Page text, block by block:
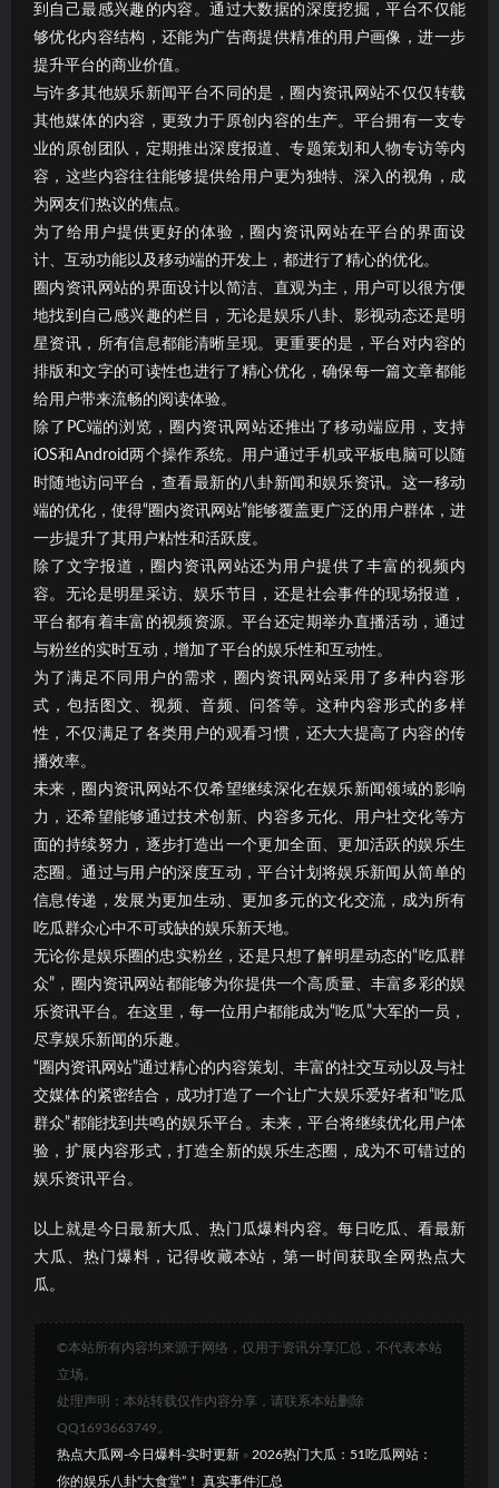
到自己最感兴趣的内容。通过大数据的深度挖掘，平台不仅能
够优化内容结构，还能为广告商提供精准的用户画像，进一步
提升平台的商业价值。
与许多其他娱乐新闻平台不同的是，圈内资讯网站不仅仅转载
其他媒体的内容，更致力于原创内容的生产。平台拥有一支专
业的原创团队，定期推出深度报道、专题策划和人物专访等内
容，这些内容往往能够提供给用户更为独特、深入的视角，成
为网友们热议的焦点。
为了给用户提供更好的体验，圈内资讯网站在平台的界面设
计、互动功能以及移动端的开发上，都进行了精心的优化。
圈内资讯网站的界面设计以简洁、直观为主，用户可以很方便
地找到自己感兴趣的栏目，无论是娱乐八卦、影视动态还是明
星资讯，所有信息都能清晰呈现。更重要的是，平台对内容的
排版和文字的可读性也进行了精心优化，确保每一篇文章都能
给用户带来流畅的阅读体验。
除了PC端的浏览，圈内资讯网站还推出了移动端应用，支持
iOS和Android两个操作系统。用户通过手机或平板电脑可以随
时随地访问平台，查看最新的八卦新闻和娱乐资讯。这一移动
端的优化，使得“圈内资讯网站”能够覆盖更广泛的用户群体，进
一步提升了其用户粘性和活跃度。
除了文字报道，圈内资讯网站还为用户提供了丰富的视频内
容。无论是明星采访、娱乐节目，还是社会事件的现场报道，
平台都有着丰富的视频资源。平台还定期举办直播活动，通过
与粉丝的实时互动，增加了平台的娱乐性和互动性。
为了满足不同用户的需求，圈内资讯网站采用了多种内容形
式，包括图文、视频、音频、问答等。这种内容形式的多样
性，不仅满足了各类用户的观看习惯，还大大提高了内容的传
播效率。
未来，圈内资讯网站不仅希望继续深化在娱乐新闻领域的影响
力，还希望能够通过技术创新、内容多元化、用户社交化等方
面的持续努力，逐步打造出一个更加全面、更加活跃的娱乐生
态圈。通过与用户的深度互动，平台计划将娱乐新闻从简单的
信息传递，发展为更加生动、更加多元的文化交流，成为所有
吃瓜群众心中不可或缺的娱乐新天地。
无论你是娱乐圈的忠实粉丝，还是只想了解明星动态的“吃瓜群
众”，圈内资讯网站都能够为你提供一个高质量、丰富多彩的娱
乐资讯平台。在这里，每一位用户都能成为“吃瓜”大军的一员，
尽享娱乐新闻的乐趣。
“圈内资讯网站”通过精心的内容策划、丰富的社交互动以及与社
交媒体的紧密结合，成功打造了一个让广大娱乐爱好者和“吃瓜
群众”都能找到共鸣的娱乐平台。未来，平台将继续优化用户体
验，扩展内容形式，打造全新的娱乐生态圈，成为不可错过的
娱乐资讯平台。
以上就是今日最新大瓜、热门瓜爆料内容。每日吃瓜、看最新
大瓜、热门爆料，记得收藏本站，第一时间获取全网热点大
瓜。
©本站所有内容均来源于网络，仅用于资讯分享汇总，不代表本站
立场。
处理声明：本站转载仅作内容分享，请联系本站删除
QQ1693663749。
热点大瓜网-今日爆料-实时更新 » 2026热门大瓜：51吃瓜网站：
你的娱乐八卦“大食堂”！ 真实事件汇总